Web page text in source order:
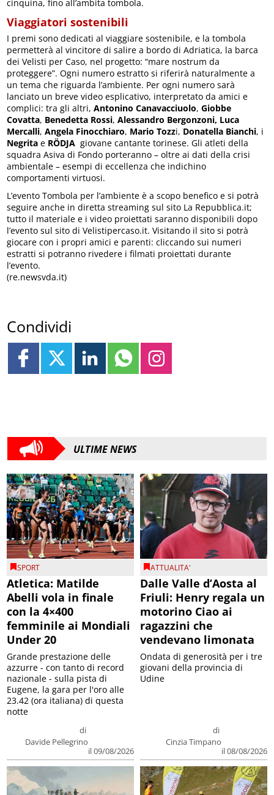
cinquina, fino all’ambita tombola.
Viaggiatori sostenibili
I premi sono dedicati al viaggiare sostenibile, e la tombola
permetterà al vincitore di salire a bordo di Adriatica, la barca
dei Velisti per Caso, nel progetto: “mare nostrum da
proteggere”. Ogni numero estratto si riferirà naturalmente a
un tema che riguarda l’ambiente. Per ogni numero sarà
lanciato un breve video esplicativo, interpretato da amici e
complici: tra gli altri,Antonino Canavacciuolo,Giobbe
Covatta, Benedetta Rossi,Alessandro Bergonzoni, Luca
Mercalli,Angela Finocchiaro, Mario Tozzi, Donatella Bianchi, i
Negrita e RÖDJA giovane cantante torinese. Gli atleti della
squadra Asiva di Fondo porteranno – oltre ai dati della crisi
ambientale – esempi di eccellenza che indichino
comportamenti virtuosi.
L’evento Tombola per l’ambiente è a scopo benefico e si potrà
seguire anche in diretta streaming sul sito La Repubblica.it;
tutto il materiale e i video proiettati saranno disponibili dopo
l’evento sul sito di Velistipercaso.it. Visitando il sito si potrà
giocare con i propri amici e parenti: cliccando sui numeri
estratti si potranno rivedere i filmati proiettati durante
l’evento.
(re.newsvda.it)
Condividi
ULTIME NEWS
SPORT
Atletica: Matilde
Abelli vola in finale
con la 4×400
femminile ai Mondiali
Under 20
di
Davide Pellegrino
il 09/08/2026
Grande prestazione delle
azzurre - con tanto di record
nazionale - sulla pista di
Eugene, la gara per l'oro alle
23.42 (ora italiana) di questa
notte
ATTUALITA'
Dalle Valle d’Aosta al
Friuli: Henry regala un
motorino Ciao ai
ragazzini che
vendevano limonata
di
Cinzia Timpano
il 08/08/2026
Ondata di generosità per i tre
giovani della provincia di
Udine